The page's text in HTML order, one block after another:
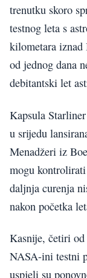
trenutku skoro
testnog leta s
kilometara iznad
od jednog dana
debitantski let
Kapsula
u srijedu
Menadžeri iz
mogu
daljnja curenja
nakon početka
Kasnije, četiri
NASA-ini testni
uspjeli su